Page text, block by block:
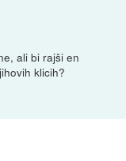
ali bi rajši en
klicih?